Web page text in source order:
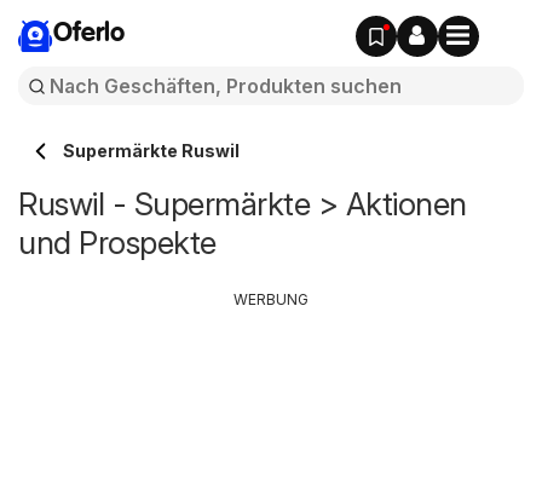
Oferlo
Supermärkte Ruswil
Ruswil - Supermärkte > Aktionen
und Prospekte
WERBUNG